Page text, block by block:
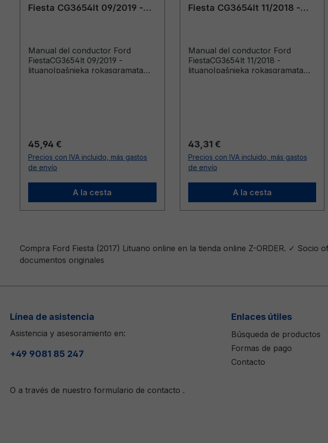
Fiesta CG3654lt 09/2019 -
Manual del conductor Ford
FiestaCG3654lt 09/2019 -
lituanoIpašnieka rokasgramata
Precio normal:
45,94 €
Precios con IVA incluido, más gastos
de envío
A la cesta
Fiesta CG3654lt 11/2018 -
Manual del conductor Ford
FiestaCG3654lt 11/2018 -
lituanoIpašnieka rokasgramata
Precio normal:
43,31 €
Precios con IVA incluido, más gastos
de envío
A la cesta
Compra Ford Fiesta (2017) Lituano online en la tienda online Z-ORDER. ✓
documentos originales
Línea de asistencia
Asistencia y asesoramiento en:
+49 9081 85 247
O a través de nuestro formulario de contacto .
Enlaces útiles
Búsqueda de productos
Formas de pago
Contacto